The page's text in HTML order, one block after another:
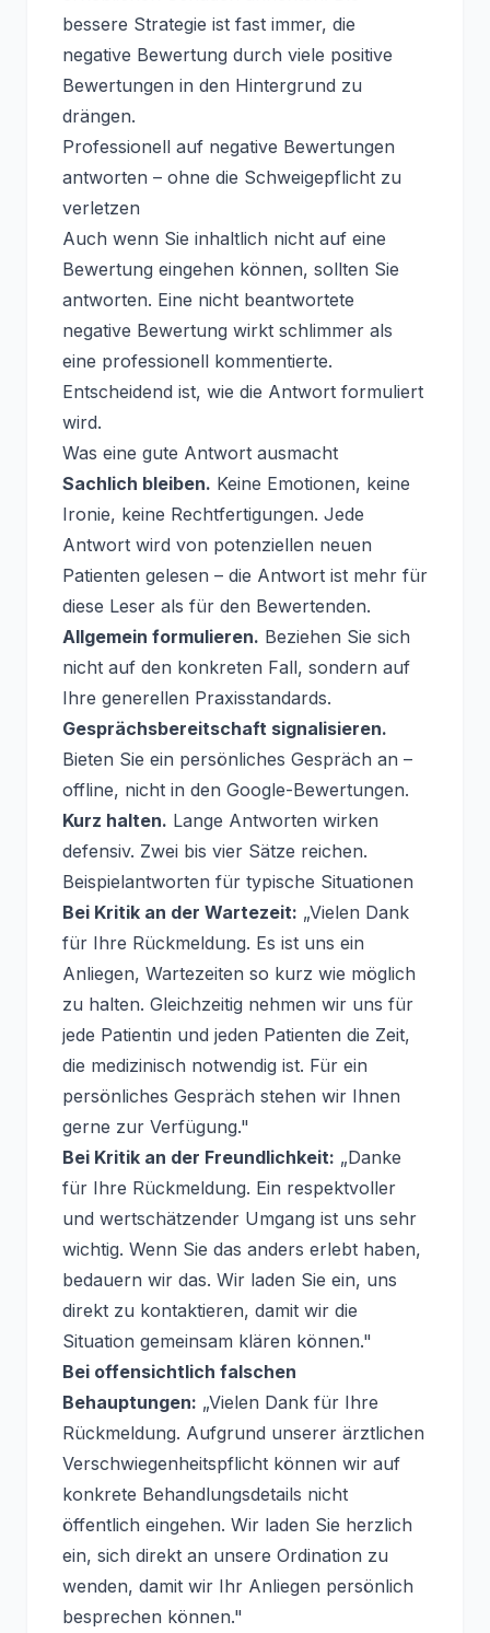
bessere Strategie ist fast immer, die
negative Bewertung durch viele positive
Bewertungen in den Hintergrund zu
drängen.
Professionell auf negative Bewertungen
antworten – ohne die Schweigepflicht zu
verletzen
Auch wenn Sie inhaltlich nicht auf eine
Bewertung eingehen können, sollten Sie
antworten. Eine nicht beantwortete
negative Bewertung wirkt schlimmer als
eine professionell kommentierte.
Entscheidend ist, wie die Antwort formuliert
wird.
Was eine gute Antwort ausmacht
Sachlich bleiben. Keine Emotionen, keine
Ironie, keine Rechtfertigungen. Jede
Antwort wird von potenziellen neuen
Patienten gelesen – die Antwort ist mehr für
diese Leser als für den Bewertenden.
Allgemein formulieren. Beziehen Sie sich
nicht auf den konkreten Fall, sondern auf
Ihre generellen Praxisstandards.
Gesprächsbereitschaft signalisieren.
Bieten Sie ein persönliches Gespräch an –
offline, nicht in den Google-Bewertungen.
Kurz halten. Lange Antworten wirken
defensiv. Zwei bis vier Sätze reichen.
Beispielantworten für typische Situationen
Bei Kritik an der Wartezeit: „Vielen Dank
für Ihre Rückmeldung. Es ist uns ein
Anliegen, Wartezeiten so kurz wie möglich
zu halten. Gleichzeitig nehmen wir uns für
jede Patientin und jeden Patienten die Zeit,
die medizinisch notwendig ist. Für ein
persönliches Gespräch stehen wir Ihnen
gerne zur Verfügung."
Bei Kritik an der Freundlichkeit: „Danke
für Ihre Rückmeldung. Ein respektvoller
und wertschätzender Umgang ist uns sehr
wichtig. Wenn Sie das anders erlebt haben,
bedauern wir das. Wir laden Sie ein, uns
direkt zu kontaktieren, damit wir die
Situation gemeinsam klären können."
Bei offensichtlich falschen
Behauptungen: „Vielen Dank für Ihre
Rückmeldung. Aufgrund unserer ärztlichen
Verschwiegenheitspflicht können wir auf
konkrete Behandlungsdetails nicht
öffentlich eingehen. Wir laden Sie herzlich
ein, sich direkt an unsere Ordination zu
wenden, damit wir Ihr Anliegen persönlich
besprechen können."